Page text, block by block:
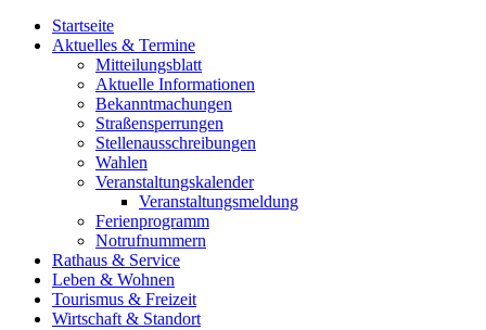
Startseite
Aktuelles & Termine
Mitteilungsblatt
Aktuelle Informationen
Bekanntmachungen
Straßensperrungen
Stellenausschreibungen
Wahlen
Veranstaltungskalender
Veranstaltungsmeldung
Ferienprogramm
Notrufnummern
Rathaus & Service
Leben & Wohnen
Tourismus & Freizeit
Wirtschaft & Standort